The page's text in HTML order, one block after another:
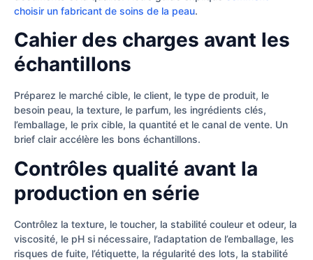
choisir un fabricant de soins de la peau.
Cahier des charges avant les
échantillons
Préparez le marché cible, le client, le type de produit, le
besoin peau, la texture, le parfum, les ingrédients clés,
l’emballage, le prix cible, la quantité et le canal de vente. Un
brief clair accélère les bons échantillons.
Contrôles qualité avant la
production en série
Contrôlez la texture, le toucher, la stabilité couleur et odeur, la
viscosité, le pH si nécessaire, l’adaptation de l’emballage, les
risques de fuite, l’étiquette, la régularité des lots, la stabilité